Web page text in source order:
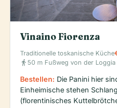
Vinaino Fiorenza
Traditionelle toskanische Küche
directions_walk 50 m Fußweg von der
Bestellen: Die Panini hier
Einheimische stehen
(florentinisches